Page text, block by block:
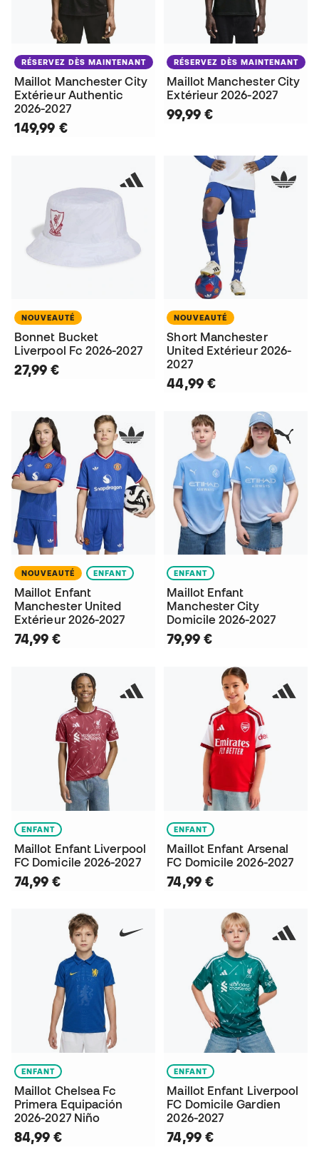
RÉSERVEZ DÈS MAINTENANT
Maillot Manchester City
Extérieur Authentic
2026-2027
149,99 €
RÉSERVEZ DÈS MAINTENANT
Maillot Manchester City
Extérieur 2026-2027
99,99 €
NOUVEAUTÉ
Bonnet Bucket
Liverpool Fc 2026-2027
27,99 €
NOUVEAUTÉ
Short Manchester
United Extérieur 2026-
2027
44,99 €
NOUVEAUTÉ ENFANT
Maillot Enfant
Manchester United
Extérieur 2026-2027
74,99 €
ENFANT
Maillot Enfant
Manchester City
Domicile 2026-2027
79,99 €
ENFANT
Maillot Enfant Liverpool
FC Domicile 2026-2027
74,99 €
ENFANT
Maillot Enfant Arsenal
FC Domicile 2026-2027
74,99 €
ENFANT
Maillot Chelsea Fc
Primera Equipación
2026-2027 Niño
84,99 €
ENFANT
Maillot Enfant Liverpool
FC Domicile Gardien
2026-2027
74,99 €